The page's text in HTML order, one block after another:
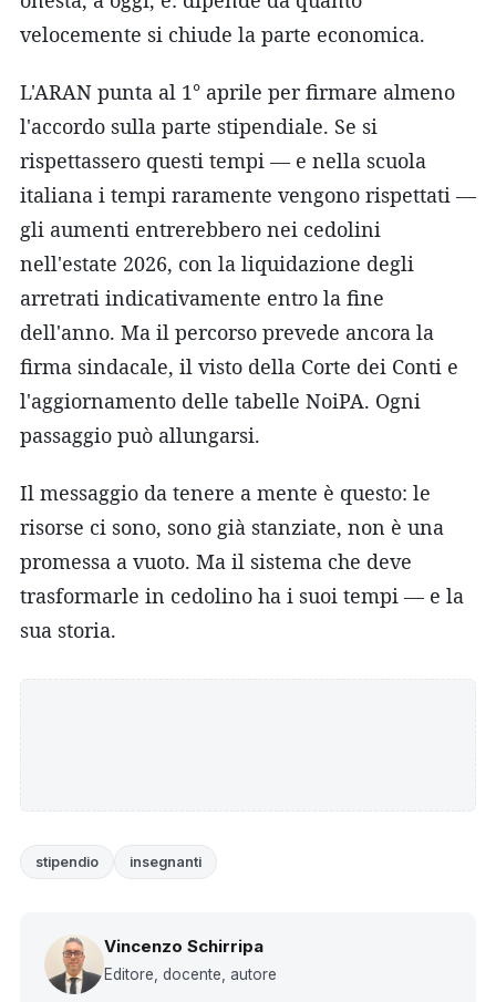
velocemente si chiude la parte economica.
L'ARAN punta al 1° aprile per firmare almeno
l'accordo sulla parte stipendiale. Se si
rispettassero questi tempi — e nella scuola
italiana i tempi raramente vengono rispettati —
gli aumenti entrerebbero nei cedolini
nell'estate 2026, con la liquidazione degli
arretrati indicativamente entro la fine
dell'anno. Ma il percorso prevede ancora la
firma sindacale, il visto della Corte dei Conti e
l'aggiornamento delle tabelle NoiPA. Ogni
passaggio può allungarsi.
Il messaggio da tenere a mente è questo: le
risorse ci sono, sono già stanziate, non è una
promessa a vuoto. Ma il sistema che deve
trasformarle in cedolino ha i suoi tempi — e la
sua storia.
stipendio insegnanti
Vincenzo Schirripa
Editore, docente, autore